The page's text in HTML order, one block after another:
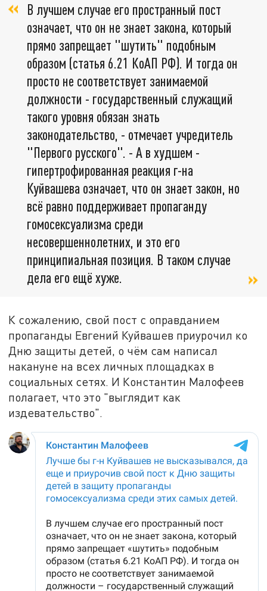
В лучшем случае его пространный пост
означает, что он не знает закона, который
прямо запрещает "шутить" подобным
образом (статья 6.21 КоАП РФ). И тогда он
просто не соответствует занимаемой
должности - государственный служащий
такого уровня обязан знать
законодательство, - отмечает учредитель
"Первого русского". - А в худшем -
гипертрофированная реакция г-на
Куйвашева означает, что он знает закон, но
всё равно поддерживает пропаганду
гомосексуализма среди
несовершеннолетних, и это его
принципиальная позиция. В таком случае
дела его ещё хуже.
К сожалению, свой пост с оправданием
пропаганды Евгений Куйвашев приурочил ко
Дню защиты детей, о чём сам написал
накануне на всех личных площадках в
социальных сетях. И Константин Малофеев
полагает, что это "выглядит как
издевательство".